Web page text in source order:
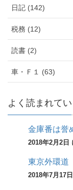
日記 (142)
税務 (12)
読書 (2)
車・Ｆ１ (63)
よく読まれて
金庫番は誉
2018年2月2日
東京外環道
2018年7月17